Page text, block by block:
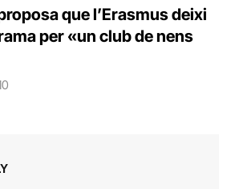
que l’Erasmus deixi
per «un club de nens